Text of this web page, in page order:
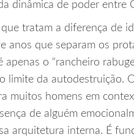
dinâmica de poder entre
tratam a diferença de
anos que separam os
apenas o “rancheiro
limite da autodestruição.
muitos homens em
de alguém
arquitetura interna. É